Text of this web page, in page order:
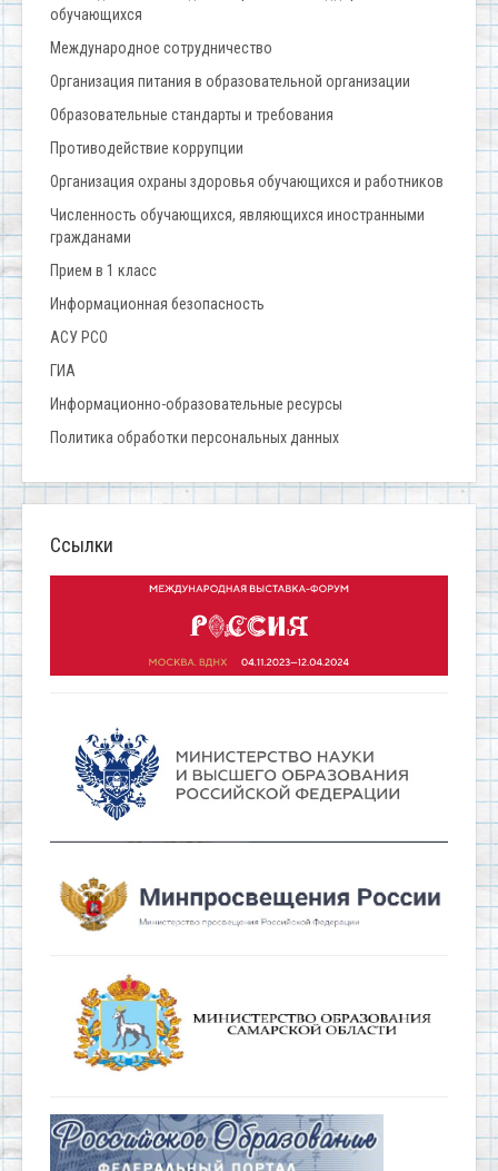
обучающихся
Международное сотрудничество
Организация питания в образовательной организации
Образовательные стандарты и требования
Противодействие коррупции
Организация охраны здоровья обучающихся и работников
Численность обучающихся, являющихся иностранными
гражданами
Прием в 1 класс
Информационная безопасность
АСУ РСО
ГИА
Информационно-образовательные ресурсы
Политика обработки персональных данных
Ссылки